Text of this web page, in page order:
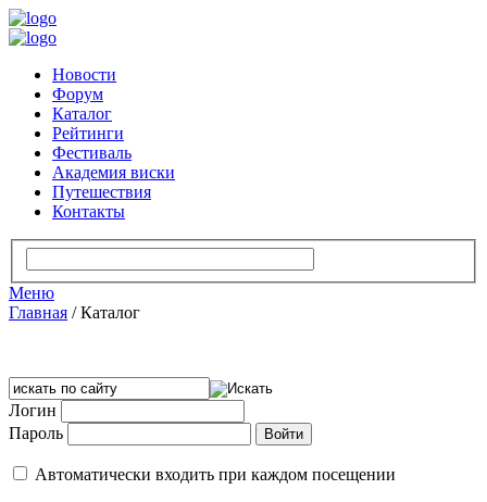
Новости
Форум
Каталог
Рейтинги
Фестиваль
Академия виски
Путешествия
Контакты
Меню
Главная /Каталог
Логин
Пароль
Автоматически входить при каждом посещении